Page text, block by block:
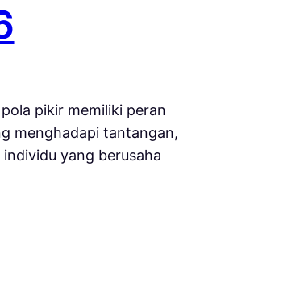
pikir memiliki peran
menghadapi tantangan,
yang berusaha